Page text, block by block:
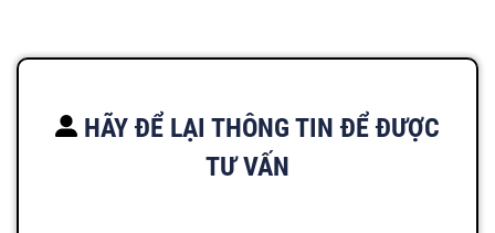
HÃY ĐỂ LẠI THÔNG TIN ĐỂ ĐƯỢC
TƯ VẤN